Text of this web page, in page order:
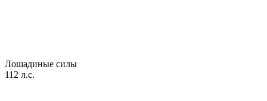
Лошадиные силы
112 л.с.